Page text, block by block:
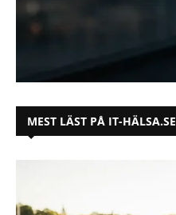
MEST LÄST PÅ IT-HÄLSA.SE